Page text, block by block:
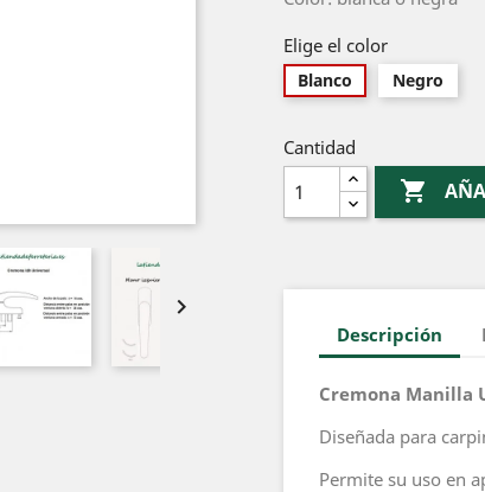

Elige el color
Blanco Negro
Cantidad

Descripción
Cremona Manilla
Diseñada para
Permite su uso en